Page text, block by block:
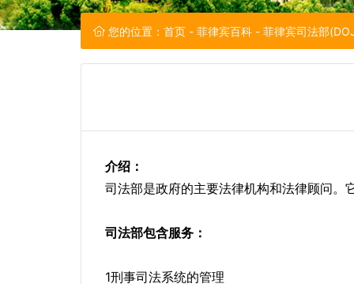
您的位置： 首页 - 菲律宾百科 - 菲律宾司法部
介绍：
司法部是政府的主要法律机构和法律顾问。
司法部包含服务：
1刑事司法系统的管理